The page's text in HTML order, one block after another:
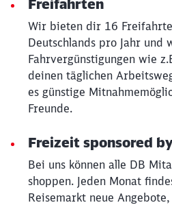
Freifahrten
Wir bieten dir 16
Deutschlands pro Jahr und
Fahrvergünstigungen wie
deinen täglichen
es günstige
Freunde.
Freizeit sponsored
Bei uns können alle DB
shoppen. Jeden Monat
Reisemarkt neue